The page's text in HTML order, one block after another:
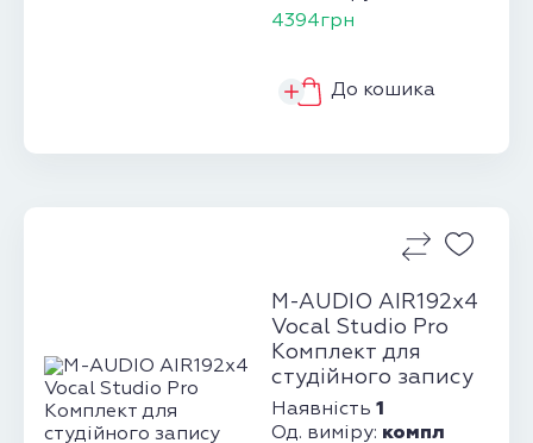
4394грн
До кошика
M-AUDIO AIR192x4
Vocal Studio Pro
Комплект для
студійного запису
Наявність 1
Од. виміру: компл